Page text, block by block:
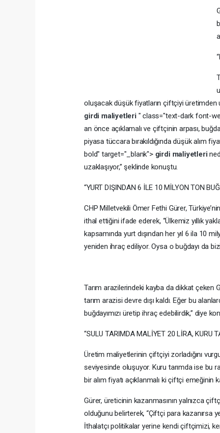
oluşacak düşük fiyatların çiftçiyi üretimden
girdi maliyetleri " class="text-dark font-
an önce açıklamalı ve çiftçinin arpası,
piyasa tüccara bırakıldığında düşük alım
bold" target="_blank"> girdi maliyetleri
uzaklaşıyor,” şeklinde konuştu.
“YURT DIŞINDAN 6 İLE 10 MİLYON TON
CHP Milletvekili Ömer Fethi Gürer,
ithal ettiğini ifade ederek, “Ülkemiz yıllık
kapsamında yurt dışından her yıl 6 ila 10
yeniden ihraç ediliyor. Oysa o buğdayı da
Tarım arazilerindeki kayba da dikkat çeken
tarım arazisi devre dışı kaldı. Eğer bu
buğdayımızı üretip ihraç edebilirdik,” diye
“SULU TARIMDA MALİYET 20 LİRA, KURU
Üretim maliyetlerinin çiftçiyi zorladığını
seviyesinde oluşuyor. Kuru tarımda ise bu
bir alım fiyatı açıklanmalı ki çiftçi emeğinin
Gürer, üreticinin kazanmasının yalnızca
olduğunu belirterek, “Çiftçi para kazanırsa
İthalatçı politikalar yerine kendi çiftçimizi,